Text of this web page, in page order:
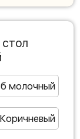
молочный
Коричневый